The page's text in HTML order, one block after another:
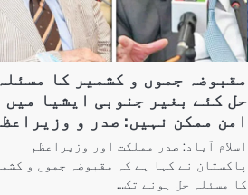
مقبوضہ جموں و کشمیر کا
حل کئے بغیر جنوبی ایشیا میں
امن ممکن نہیں: صدر و
اسلام آباد: صدر مملکت اور وزیراعظم
پاکستان نے کہا ہے کہ مقبوضہ جموں و
کا مسئلہ حل ہونے تک…